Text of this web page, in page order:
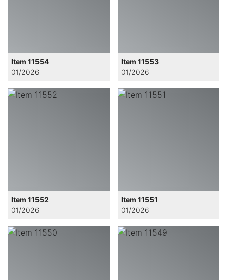
Item 11554
01/2026
Item 11553
01/2026
Item 11552
01/2026
Item 11551
01/2026